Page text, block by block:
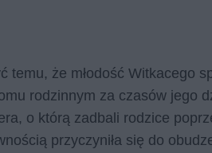
temu, że młodość Witkacego
rodzinnym za czasów jego
o którą zadbali rodzice
przyczyniła się do